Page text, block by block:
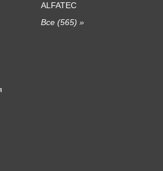
ALFATEC
Все (565) »